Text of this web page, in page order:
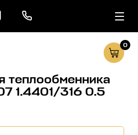
Сервисные
0
теплообменника
1.4401/316 0.5